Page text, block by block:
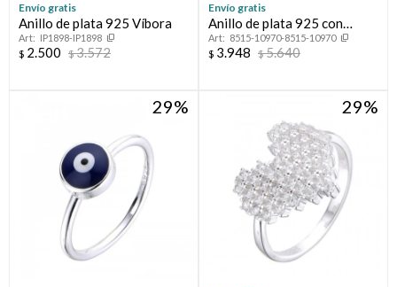
Envío gratis
Anillo de plata 925 Víbora
IP1898-IP1898
$ 2.500 $3.572
Envío gratis
Anillo de plata 925 con
circonias, PROMESA
8515-10970-8515-10970
$ 3.948 $5.640
29 29